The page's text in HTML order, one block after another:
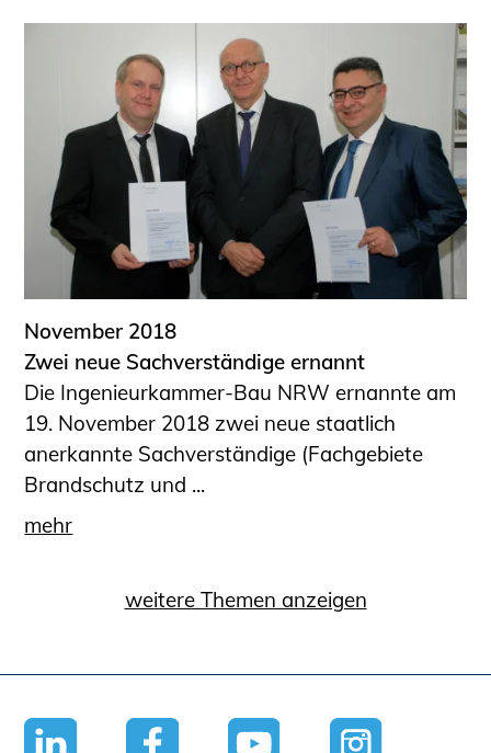
November 2018
Zwei neue Sachverständige ernannt
Die Ingenieurkammer-Bau NRW ernannte am
19. November 2018 zwei neue staatlich
anerkannte Sachverständige (Fachgebiete
Brandschutz und ...
mehr
weitere Themen anzeigen